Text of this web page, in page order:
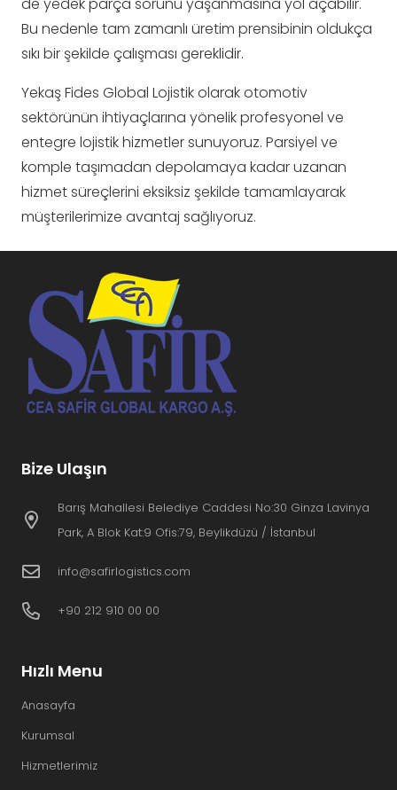
Bu nedenle tam zamanlı üretim prensibinin oldukça
sıkı bir şekilde çalışması gereklidir.
Yekaş Fides Global Lojistik olarak otomotiv
sektörünün ihtiyaçlarına yönelik profesyonel ve
entegre lojistik hizmetler sunuyoruz. Parsiyel ve
komple taşımadan depolamaya kadar uzanan
hizmet süreçlerini eksiksiz şekilde tamamlayarak
müşterilerimize avantaj sağlıyoruz.
Bize Ulaşın
Barış Mahallesi Belediye Caddesi No:30 Ginza Lavinya
Park, A Blok Kat:9 Ofis:79, Beylikdüzü / İstanbul
info@safirlogistics.com
+90 212 910 00 00
Hızlı Menu
Anasayfa
Kurumsal
Hizmetlerimiz